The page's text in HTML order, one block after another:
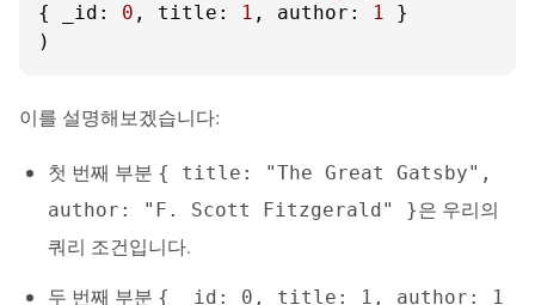
{
_id : 0 , title : 1 , author : 1 }
)
이를 설명해보겠습니다:
첫 번째 부분 { title: "The Great Gatsby",
author: "F. Scott Fitzgerald" }은 우리의
쿼리 조건입니다.
두 번째 부분 { _id: 0, title: 1, author: 1